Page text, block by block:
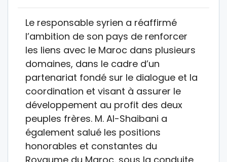
Le responsable syrien a réaffirmé
l’ambition de son pays de renforcer
les liens avec le Maroc dans plusieurs
domaines, dans le cadre d’un
partenariat fondé sur le dialogue et la
coordination et visant à assurer le
développement au profit des deux
peuples frères. M. Al-Shaibani a
également salué les positions
honorables et constantes du